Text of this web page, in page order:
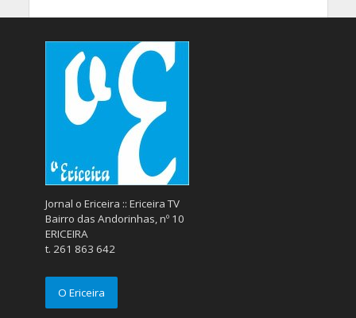
Jornal o Ericeira :: Ericeira TV
Bairro das Andorinhas, nº 10
ERICEIRA
t. 261 863 642
O Ericeira